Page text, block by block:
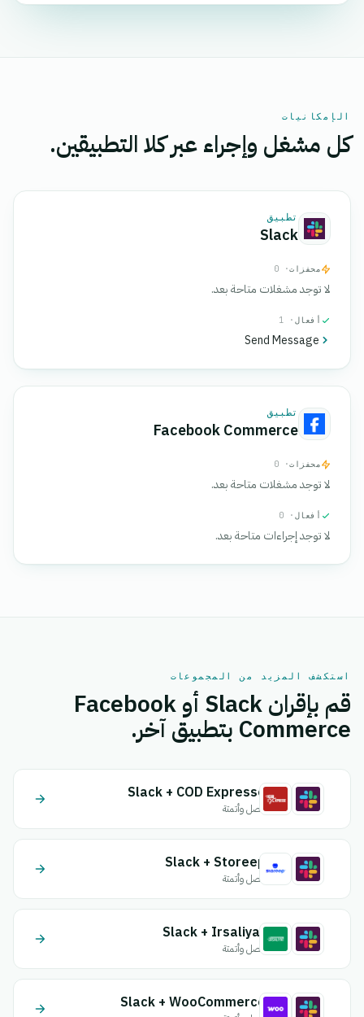
الإمكانيات
كل مشغل وإجراء عبر كلا التطبيقين.
تطبيق
Slack
محفزات· 0
لا توجد مشغلات متاحة بعد.
أفعال · 1
Send Message
تطبيق
Facebook Commerce
محفزات· 0
لا توجد مشغلات متاحة بعد.
أفعال · 0
لا توجد إجراءات متاحة بعد.
استكشف المزيد من المجموعات
قم بإقران Slack أو Facebook
Commerce بتطبيق آخر.
Slack + COD Expresse
اتصل وأتمتة
Slack + Storeep
اتصل وأتمتة
Slack + Irsaliyat
اتصل وأتمتة
Slack + WooCommerce